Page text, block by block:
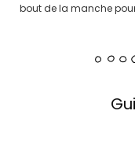
bout de la manche